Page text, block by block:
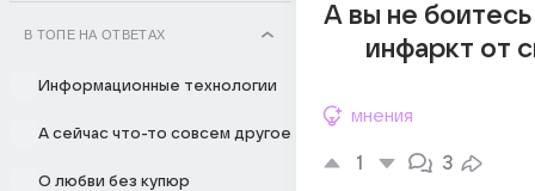
В ТОПЕ НА ОТВЕТАХ
Информационные технологии
А сейчас что-то совсем другое
О любви без купюр
А вы не боитесь
инфаркт от
мнения
1 3